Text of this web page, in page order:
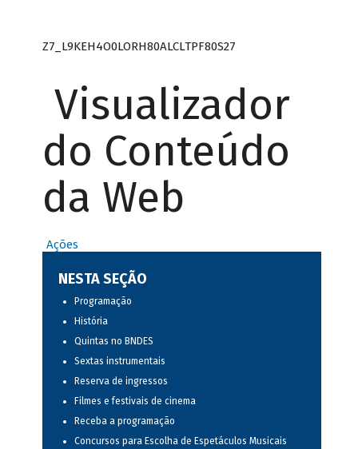
Z7_L9KEH4O0LORH80ALCLTPF80S27
Visualizador
do Conteúdo
da Web
Ações
NESTA SEÇÃO
Programação
História
Quintas no BNDES
Sextas instrumentais
Reserva de ingressos
Filmes e festivais de cinema
Receba a programação
Concursos para Escolha de Espetáculos Musicais